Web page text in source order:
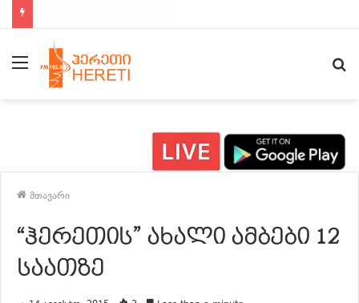
მენიუ
მთავარი
“ჰერეთის” ახალი ამბები 12
საათზე